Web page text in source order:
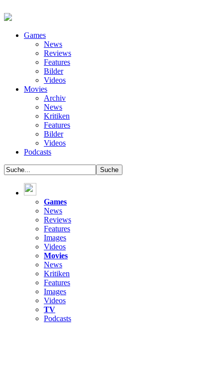
Games
News
Reviews
Features
Bilder
Videos
Movies
Archiv
News
Kritiken
Features
Bilder
Videos
Podcasts
Games
News
Reviews
Features
Images
Videos
Movies
News
Kritiken
Features
Images
Videos
TV
Podcasts